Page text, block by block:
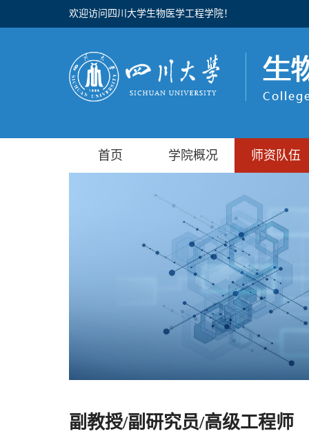
欢迎访问四川大学生物医学工程学院！
首页 学院概况 师资队伍
副教授/副研究员/高级工程师